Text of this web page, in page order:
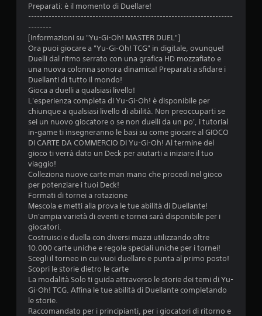
3
9
s
t
e
l
e
u
c
i
Preparati: è il momento di Duellare!
----------------------------------------------------------------------
--------
[Informazioni su "Yu-Gi-Oh! MASTER DUEL"]
Ora puoi giocare a "Yu-Gi-Oh! TCG" in digitale, ovunque!
Duelli dal ritmo serrato con una grafica HD mozzafiato e
una nuova colonna sonora dinamica! Preparati a sfidare i
Duellanti di tutto il mondo!
Gioca a duelli a qualsiasi livello!
L'esperienza completa di Yu-Gi-Oh! è disponibile per
chiunque a qualsiasi livello di abilità. Non preoccuparti se
sei un nuovo giocatore o se non duelli da un po', i tutorial
in-game ti insegneranno le basi su come giocare al GIOCO
DI CARTE DA COMMERCIO DI Yu-Gi-Oh! Al termine del
gioco ti verrà dato un Deck per aiutarti a iniziare il tuo
viaggio!
Colleziona nuove carte man mano che procedi nel gioco
per potenziare i tuoi Deck!
Formati di tornei a rotazione
Mescola e metti alla prova le tue abilità di Duellante!
Un'ampia varietà di eventi e tornei sarà disponibile per i
giocatori.
Costruisci e duella con diversi mazzi utilizzando oltre
10.000 carte uniche e regole speciali uniche per i tornei!
Scegli il torneo in cui vuoi duellare e punta al primo posto!
Scopri le storie dietro le carte
La modalità Solo ti guida attraverso le storie dei temi di Yu-
Gi-Oh! TCG. Affina le tue abilità di Duellante completando
le storie.
Raccomandato per i principianti, per i giocatori di ritorno e